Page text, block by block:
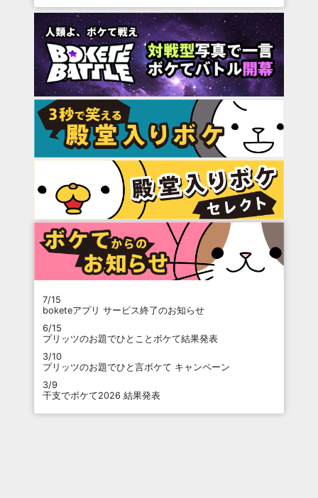
7/15
boketeアプリ サービス終了のお知らせ
6/15
プリッツのお題でひとことボケて結果発表
3/10
プリッツのお題でひと言ボケて キャンペーン
3/9
干支でボケて2026 結果発表